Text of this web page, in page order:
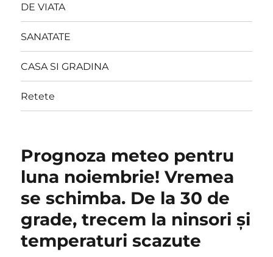
DE VIATA
SANATATE
CASA SI GRADINA
Retete
Prognoza meteo pentru
luna noiembrie! Vremea
se schimba. De la 30 de
grade, trecem la ninsori și
temperaturi scazute